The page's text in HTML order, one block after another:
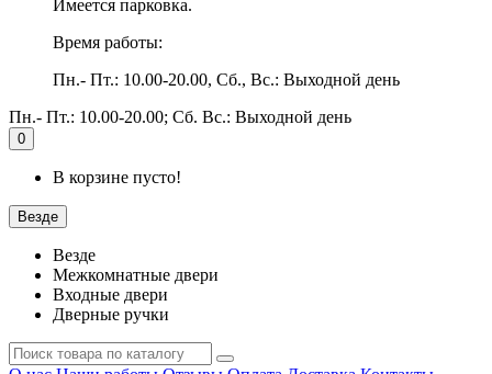
Имеется парковка.
Время работы:
Пн.- Пт.: 10.00-20.00, Сб., Вс.: Выходной день
Пн.- Пт.: 10.00-20.00; Сб. Вс.: Выходной день
0
В корзине пусто!
Везде
Везде
Межкомнатные двери
Входные двери
Дверные ручки